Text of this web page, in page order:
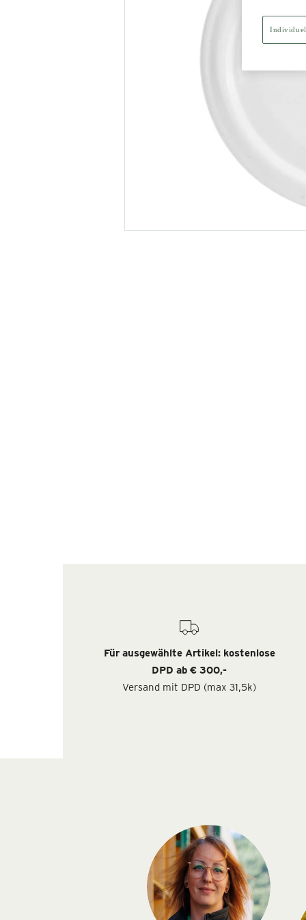
Für ausgewählte Artikel: kostenlose
DPD ab € 300,-
Versand mit DPD (max 31,5k)